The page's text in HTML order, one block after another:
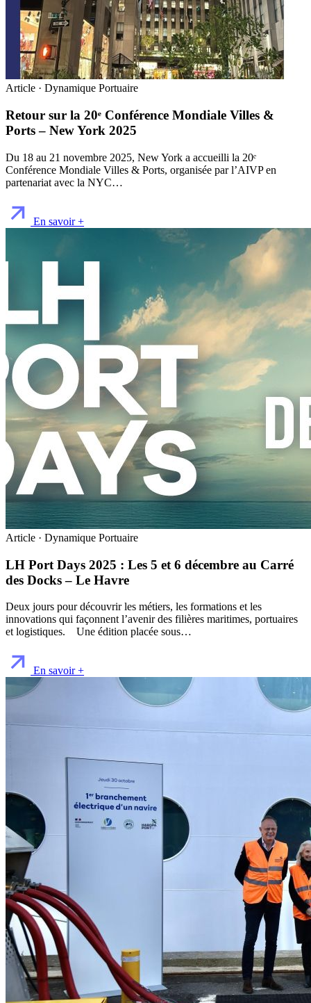
Article · Dynamique Portuaire
Retour sur la 20ᵉ Conférence Mondiale Villes &
Ports – New York 2025
Du 18 au 21 novembre 2025, New York a accueilli la 20ᵉ
Conférence Mondiale Villes & Ports, organisée par l’AIVP en
partenariat avec la NYC…
En savoir +
Article · Dynamique Portuaire
LH Port Days 2025 : Les 5 et 6 décembre au Carré
des Docks – Le Havre
Deux jours pour découvrir les métiers, les formations et les
innovations qui façonnent l’avenir des filières maritimes, portuaires
et logistiques. Une édition placée sous…
En savoir +